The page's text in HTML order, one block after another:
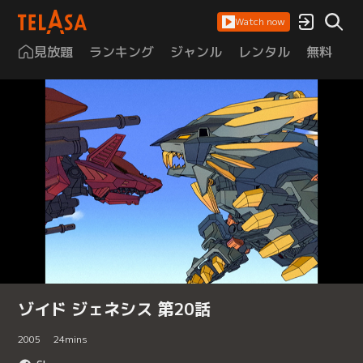
Watch now
見放題 ランキング ジャンル レンタル 無料
ゾイド ジェネシス 第20話
2005 24mins